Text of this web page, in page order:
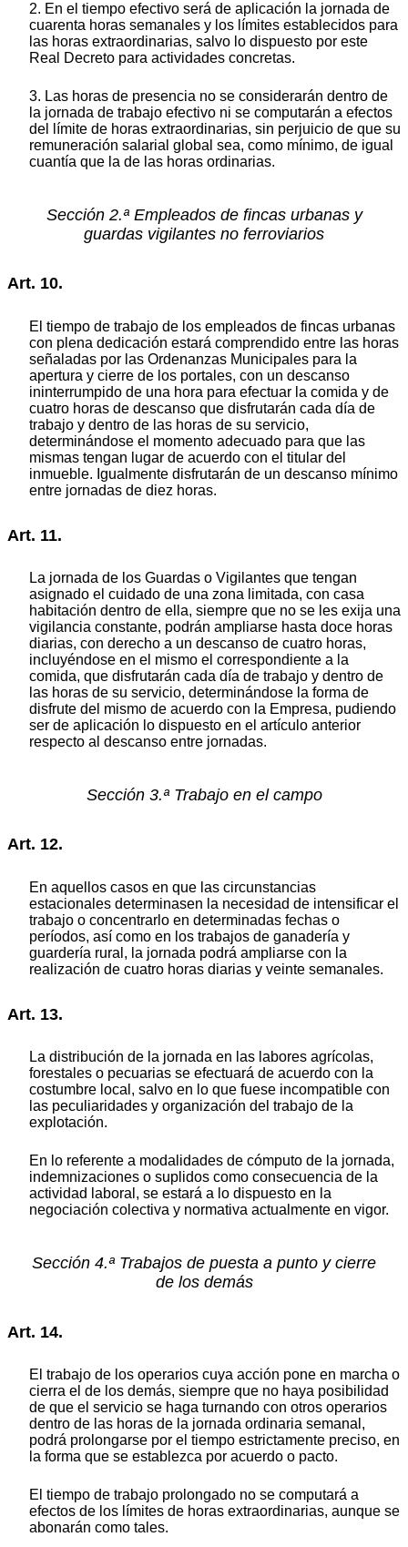
2. En el tiempo efectivo será de aplicación la jornada de
cuarenta horas semanales y los límites establecidos para
las horas extraordinarias, salvo lo dispuesto por este
Real Decreto para actividades concretas.
3. Las horas de presencia no se considerarán dentro de
la jornada de trabajo efectivo ni se computarán a efectos
del límite de horas extraordinarias, sin perjuicio de que su
remuneración salarial global sea, como mínimo, de igual
cuantía que la de las horas ordinarias.
Sección 2.ª Empleados de fincas urbanas y
guardas vigilantes no ferroviarios
Art. 10.
El tiempo de trabajo de los empleados de fincas urbanas
con plena dedicación estará comprendido entre las horas
señaladas por las Ordenanzas Municipales para la
apertura y cierre de los portales, con un descanso
ininterrumpido de una hora para efectuar la comida y de
cuatro horas de descanso que disfrutarán cada día de
trabajo y dentro de las horas de su servicio,
determinándose el momento adecuado para que las
mismas tengan lugar de acuerdo con el titular del
inmueble. Igualmente disfrutarán de un descanso mínimo
entre jornadas de diez horas.
Art. 11.
La jornada de los Guardas o Vigilantes que tengan
asignado el cuidado de una zona limitada, con casa
habitación dentro de ella, siempre que no se les exija una
vigilancia constante, podrán ampliarse hasta doce horas
diarias, con derecho a un descanso de cuatro horas,
incluyéndose en el mismo el correspondiente a la
comida, que disfrutarán cada día de trabajo y dentro de
las horas de su servicio, determinándose la forma de
disfrute del mismo de acuerdo con la Empresa, pudiendo
ser de aplicación lo dispuesto en el artículo anterior
respecto al descanso entre jornadas.
Sección 3.ª Trabajo en el campo
Art. 12.
En aquellos casos en que las circunstancias
estacionales determinasen la necesidad de intensificar el
trabajo o concentrarlo en determinadas fechas o
períodos, así como en los trabajos de ganadería y
guardería rural, la jornada podrá ampliarse con la
realización de cuatro horas diarias y veinte semanales.
Art. 13.
La distribución de la jornada en las labores agrícolas,
forestales o pecuarias se efectuará de acuerdo con la
costumbre local, salvo en lo que fuese incompatible con
las peculiaridades y organización del trabajo de la
explotación.
En lo referente a modalidades de cómputo de la jornada,
indemnizaciones o suplidos como consecuencia de la
actividad laboral, se estará a lo dispuesto en la
negociación colectiva y normativa actualmente en vigor.
Sección 4.ª Trabajos de puesta a punto y cierre
de los demás
Art. 14.
El trabajo de los operarios cuya acción pone en marcha o
cierra el de los demás, siempre que no haya posibilidad
de que el servicio se haga turnando con otros operarios
dentro de las horas de la jornada ordinaria semanal,
podrá prolongarse por el tiempo estrictamente preciso, en
la forma que se establezca por acuerdo o pacto.
El tiempo de trabajo prolongado no se computará a
efectos de los límites de horas extraordinarias, aunque se
abonarán como tales.